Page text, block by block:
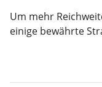
Um mehr
einige bewährte